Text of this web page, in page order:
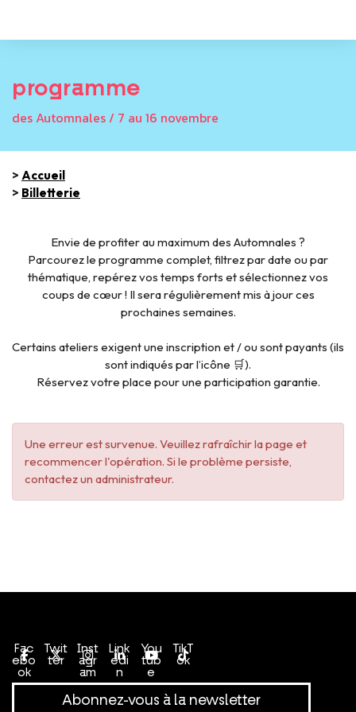
programme
des Automnales / 7 au 16 novembre
> Accueil
> Billetterie
Envie de profiter au maximum des Automnales ?
Parcourez le programme complet, filtrez par date ou par
thématique, repérez vos temps forts et sélectionnez vos
coups de cœur ! Il sera régulièrement mis à jour ces
prochaines semaines.
Certains ateliers exigent une inscription et / ou sont payants (ils
sont indiqués par l’icône 🛒).
Réservez votre place pour une participation garantie.
Une erreur est survenue. Veuillez rafraîchir la page et
recommencer l'opération. Si le problème persiste,
contactez un administrateur.
Fac
ebo
ok
Twit
ter
Inst
agr
am
Link
edi
n
You
tub
e
TikT
ok
Abonnez-vous à la newsletter